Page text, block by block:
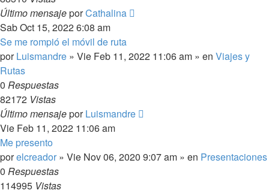
Último mensajeporCathalina
Sab Oct 15, 2022 6:08 am
Se me rompió el móvil de ruta
porLuismandre » Vie Feb 11, 2022 11:06 am » en Viajes y
Rutas
0 Respuestas
82172 Vistas
Último mensajeporLuismandre
Vie Feb 11, 2022 11:06 am
Me presento
porelcreador » Vie Nov 06, 2020 9:07 am » en Presentaciones
0 Respuestas
114995 Vistas